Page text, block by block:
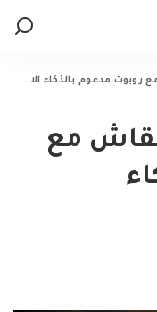
مدعوم بالذكاء الاصطناعي
نقاش مع